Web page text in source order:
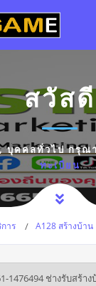
สวัสดี
,บุคคลทั่วไปกรุณ
ทะเบียน
าร A128 สร้างบ้าน
1476494 ช่างรับสร้